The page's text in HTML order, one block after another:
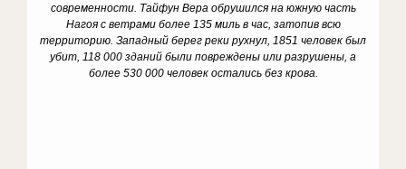
современности. Тайфун Вера обрушился на южную часть
Нагоя с ветрами более 135 миль в час, затопив всю
территорию. Западный берег реки рухнул, 1851 человек был
убит, 118 000 зданий были повреждены или разрушены, а
более 530 000 человек остались без крова.